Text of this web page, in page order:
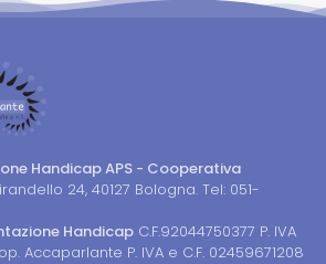
Handicap APS - Cooperativa
24, 40127 Bologna. Tel: 051-
Handicap C.F.92044750377 P. IVA
Accaparlante P. IVA e C.F. 02459671208